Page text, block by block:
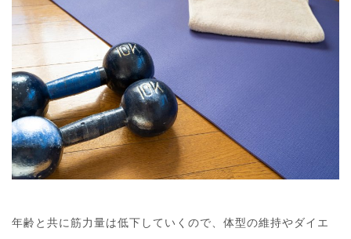
年齢と共に筋力量は低下していくので、体型の維持やダイエ